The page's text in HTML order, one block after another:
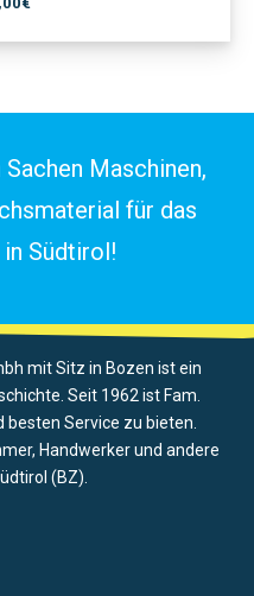
Maschinen,
für das
in Südtirol!
mit Sitz in Bozen ist ein
Seit 1962 ist Fam.
Service zu bieten.
Handwerker und andere
(BZ).